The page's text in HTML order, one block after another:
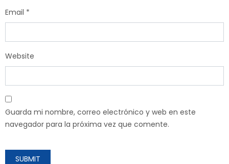
Email *
Website
Guarda mi nombre, correo electrónico y web en este
navegador para la próxima vez que comente.